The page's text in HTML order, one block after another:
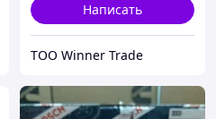
Написать
ТОО Winner Trade